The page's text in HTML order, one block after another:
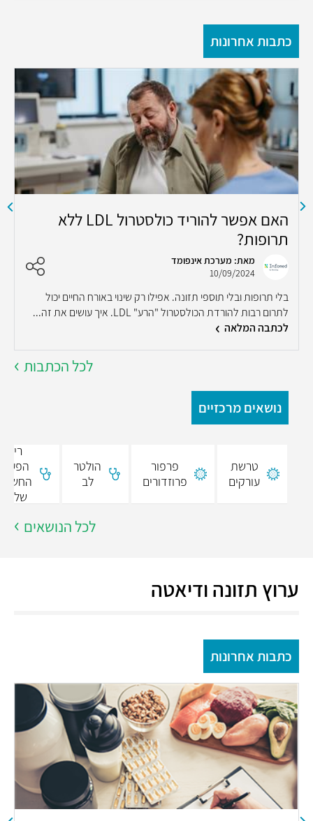
כתבות אחרונות
האם אפשר להוריד כולסטרול LDL ללא
תרופות?
מאת: מערכת אינפומד
10/09/2024
בלי תרופות ובלי תוספי תזונה. אפילו רק שינוי באורח החיים יכול
לתרום רבות להורדת הכולסטרול "הרע" LDL. איך עושים את זה...
לכתבה המלאה
לכל הכתבות
נושאים מרכזיים
טרשת
עורקים
פרפור
פרוזדורים
הולטר
לב
של
לכל הנושאים
ערוץ תזונה ודיאטה
כתבות אחרונות